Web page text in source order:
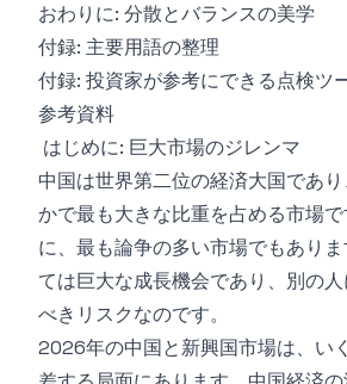
おわりに: 分散とバランスの美学
付録: 主要用語の整理
付録: 投資家が参考にできる点検ツ
参考資料
はじめに: 巨大市場のジレンマ
中国は世界第二位の経済大国であ
かで最も大きな比重を占める市場
に、最も論争の多い市場でもあり
ては巨大な成長機会であり、別の
べきリスクなのです。
2026年の中国と新興国市場は、い